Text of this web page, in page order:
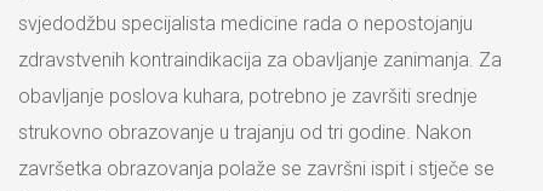
svjedodžbu specijalista medicine rada o nepostojanju
zdravstvenih kontraindikacija za obavljanje zanimanja. Za
obavljanje poslova kuhara, potrebno je završiti srednje
strukovno obrazovanje u trajanju od tri godine. Nakon
završetka obrazovanja polaže se završni ispit i stječe se